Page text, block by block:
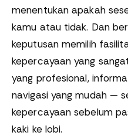
menentukan apakah
kamu atau tidak. Dan
keputusan memilih
kepercayaan yang
yang profesional,
navigasi yang mudah —
kepercayaan sebelum
kaki ke lobi.